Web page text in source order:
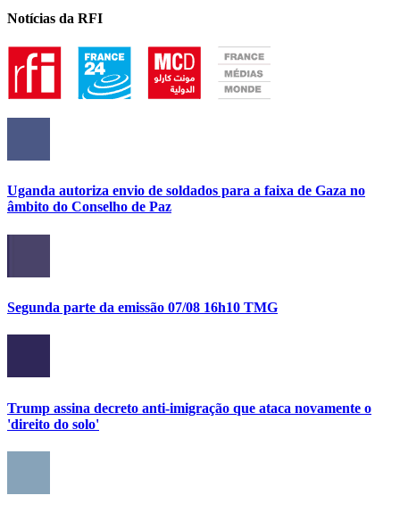
Notícias da RFI
Uganda autoriza envio de soldados para a faixa de Gaza no
âmbito do Conselho de Paz
Segunda parte da emissão 07/08 16h10 TMG
Trump assina decreto anti-imigração que ataca novamente o
'direito do solo'